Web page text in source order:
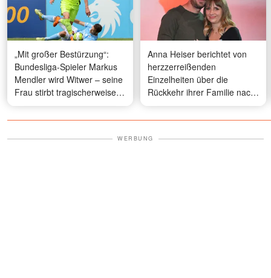
„Mit großer Bestürzung“:
Bundesliga-Spieler Markus
Mendler wird Witwer – seine
Frau stirbt tragischerweise
im Alter von 32 Jahren
Anna Heiser berichtet von
herzzerreißenden
Einzelheiten über die
Rückkehr ihrer Familie nach
Namibia
WERBUNG